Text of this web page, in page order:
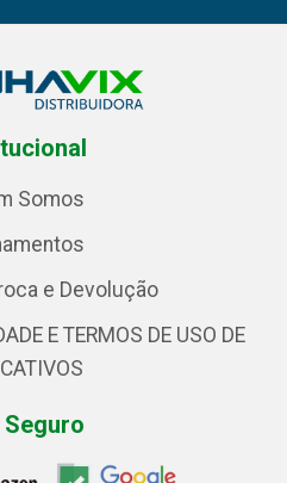
Somos
e Devolução
E TERMOS DE USO DE